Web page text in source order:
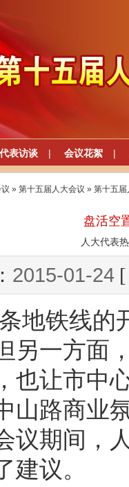
代表访谈 | 会议花絮 |
» 第十五届人大会议 » 第十五届
盘活空
人大代表
2015-01-24
铁线的开
另一方面
也让市中
山路商业
议期间，
建议。